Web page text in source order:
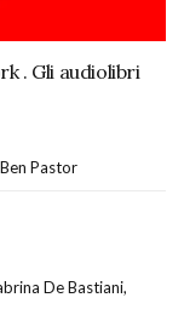
. Gli audiolibri
Pastor
De Bastiani,